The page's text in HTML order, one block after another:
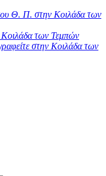
Θ. Π. στην Κοιλάδα των
Κοιλάδα των Τεμπών
στην Κοιλάδα των